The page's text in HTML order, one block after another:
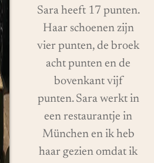
Sara heeft 17 punten.
Haar schoenen zijn
vier punten, de broek
acht punten en de
bovenkant vijf
punten. Sara werkt in
een restaurantje in
München en ik heb
haar gezien omdat ik